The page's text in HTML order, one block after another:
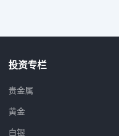
投资专栏
贵金属
黄金
白银